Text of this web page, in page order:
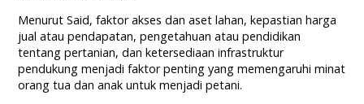
Menurut Said, faktor akses dan aset lahan, kepastian harga
jual atau pendapatan, pengetahuan atau pendidikan
tentang pertanian, dan ketersediaan infrastruktur
pendukung menjadi faktor penting yang memengaruhi minat
orang tua dan anak untuk menjadi petani.